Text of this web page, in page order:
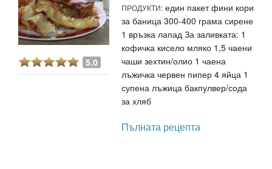
5.0
ПРОДУКТИ: един пакет фини кори
за баница 300-400 грама сирене
1 връзка лапад За заливката: 1
кофичка кисело мляко 1,5 чаени
чаши зехтин/олио 1 чаена
лъжичка червен пипер 4 яйца 1
супена лъжица бакпулвер/сода
за хляб
Пълната рецепта